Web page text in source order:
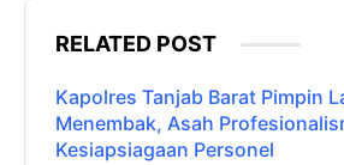
RELATED POST
Kapolres Tanjab Barat Pimpin
Menembak, Asah
Kesiapsiagaan Personel